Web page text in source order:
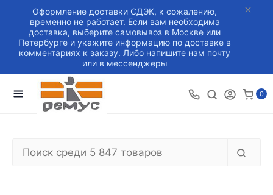
Оформление доставки СДЭК, к сожалению,
временно не работает. Если вам необходима
доставка, выберите самовывоз в Москве или
Петербурге и укажите информацию по доставке в
комментариях к заказу. Либо напишите нам почту
или в мессенджеры
0